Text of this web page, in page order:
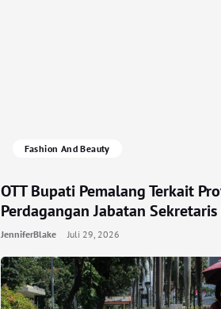
Fashion And Beauty
OTT Bupati Pemalang Terkait
Perdagangan Jabatan Sekretaris
JenniferBlake Juli 29, 2026